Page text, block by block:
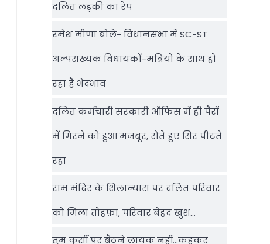
दलित लड़की का रेप
रमेश मीणा बोले- विधानसभा में SC-ST
अल्पसंख्यक विधायकों-मंत्रियों के साथ हो
रहा है भेदभाव
दलित कर्मचारी सरकारी ऑफ‍िस में ही पैरों
में गिरने को हुआ मजबूर, रोते हुए सिर पीटते
रहा
राम मंदिर के शिलान्‍यास पर दलित परिवार
को मिला तोहफ़ा, परिवार बेहद खुश…
तुम कुर्सी पर बैठने लायक नहीं…कहकर